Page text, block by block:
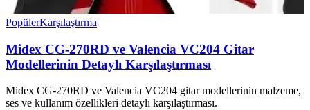
PopülerKarşılaştırma
Midex CG-270RD ve Valencia VC204 Gitar
Modellerinin Detaylı Karşılaştırması
Midex CG-270RD ve Valencia VC204 gitar modellerinin malzeme,
ses ve kullanım özellikleri detaylı karşılaştırması.